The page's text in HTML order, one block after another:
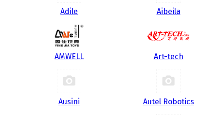
Adile Aibeila
AMWELL Art-tech
Ausini Autel Robotics